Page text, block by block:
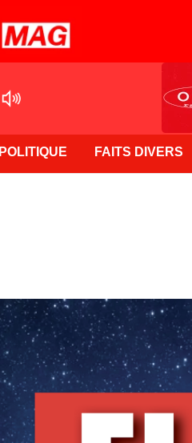
POLITIQUE FAITS DIVERS